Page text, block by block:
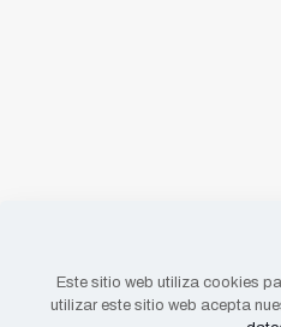
Este sitio web utiliza cookies
utilizar este sitio web acepta